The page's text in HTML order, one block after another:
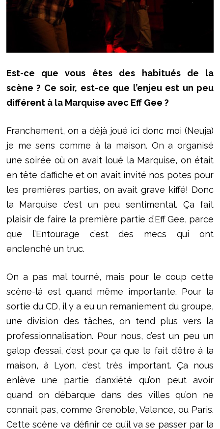
Est-ce que vous êtes des habitués de la
scène ? Ce soir, est-ce que l’enjeu est un peu
différent à la Marquise avec Eff Gee ?
Franchement, on a déjà joué ici donc moi (Neuja)
je me sens comme à la maison. On a organisé
une soirée où on avait loué la Marquise, on était
en tête d’affiche et on avait invité nos potes pour
les premières parties, on avait grave kiffé! Donc
la Marquise c’est un peu sentimental. Ça fait
plaisir de faire la première partie d’Eff Gee, parce
que l’Entourage c’est des mecs qui ont
enclenché un truc.
On a pas mal tourné, mais pour le coup cette
scène-là est quand même importante. Pour la
sortie du CD, il y a eu un remaniement du groupe,
une division des tâches, on tend plus vers la
professionnalisation. Pour nous, c’est un peu un
galop d’essai, c’est pour ça que le fait d’être à la
maison, à Lyon, c’est très important. Ça nous
enlève une partie d’anxiété qu’on peut avoir
quand on débarque dans des villes qu’on ne
connait pas, comme Grenoble, Valence, ou Paris.
Cette scène va définir ce qu’il va se passer par la